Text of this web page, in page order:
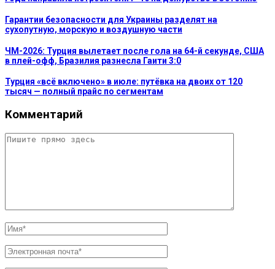
Гарантии безопасности для Украины разделят на
сухопутную, морскую и воздушную части
ЧМ-2026: Турция вылетает после гола на 64-й секунде, США
в плей-офф, Бразилия разнесла Гаити 3:0
Турция «всё включено» в июле: путёвка на двоих от 120
тысяч — полный прайс по сегментам
Комментарий